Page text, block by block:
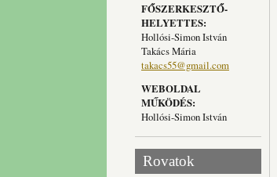
FŐSZERKESZTŐ-
HELYETTES:
Hollósi-Simon István
Takács Mária
takacs55@gmail.com
WEBOLDAL
MŰKÖDÉS:
Hollósi-Simon István
Rovatok